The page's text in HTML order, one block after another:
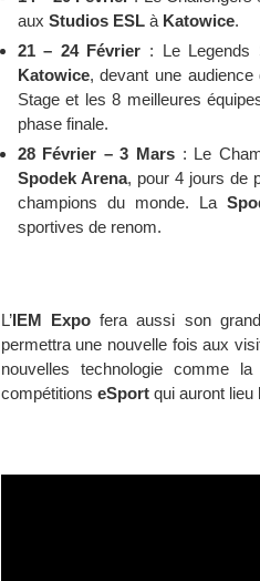
aux Studios ESLà Katowice.
21 – 24 Février : Le Legends
Katowice, devant une
Stage et les 8 meilleures
phase finale.
28 Février – 3 Mars: Le
Spodek Arena, pour 4 jours de
champions du monde. La
sportives de renom.
L’IEM Expofera aussi son
permettra une nouvelle fois aux
nouvelles technologie comme
compétitions eSportqui auront lieu